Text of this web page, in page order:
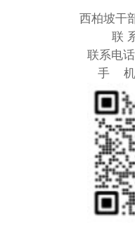
西柏坡干
联
联系电
手 机